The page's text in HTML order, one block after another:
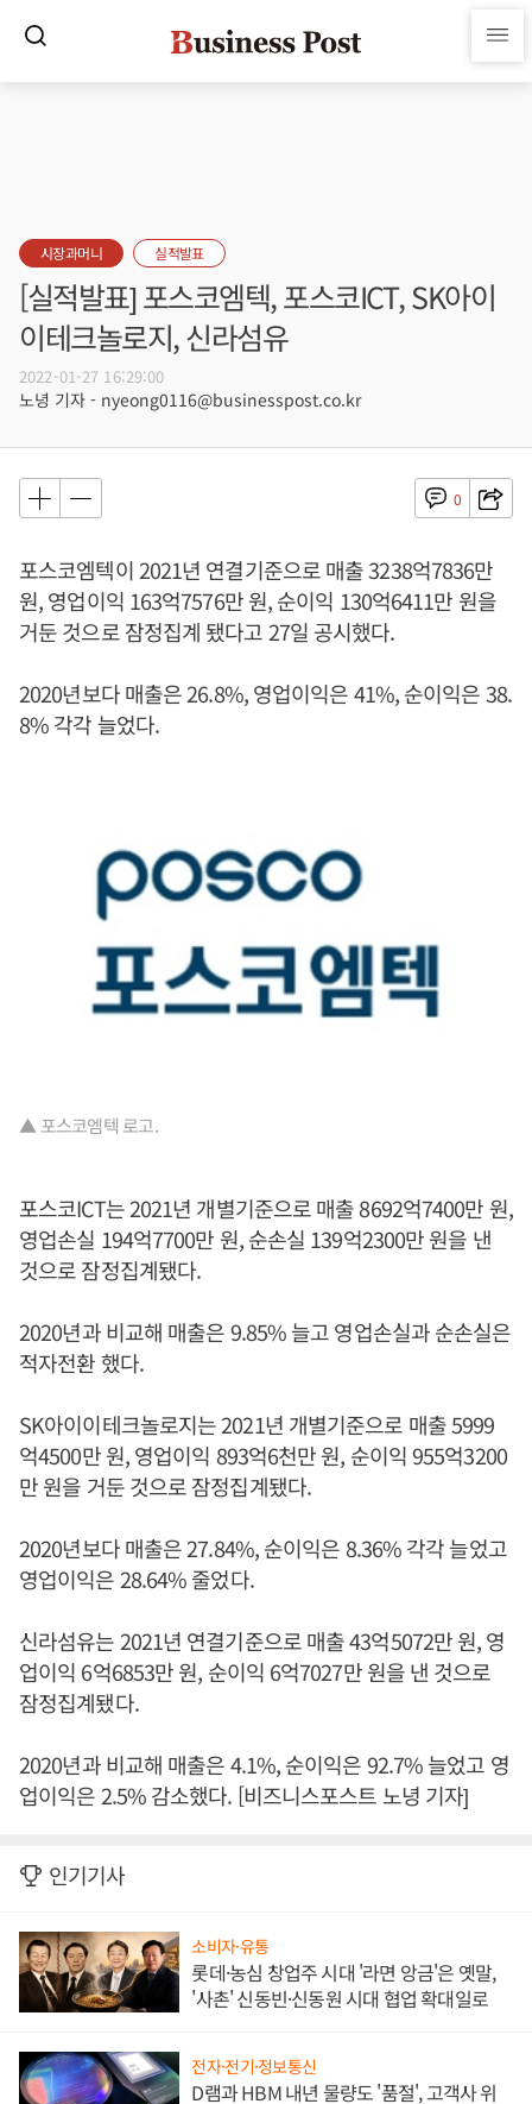
시장과머니 실적발표
[실적발표] 포스코엠텍, 포스코ICT, SK아이
이테크놀로지, 신라섬유
2022-01-27 16:29:00
노녕 기자 - nyeong0116@businesspost.co.kr
0
포스코엠텍이 2021년 연결기준으로 매출 3238억7836만
원, 영업이익 163억7576만 원, 순이익 130억6411만 원을
거둔 것으로 잠정집계 됐다고 27일 공시했다.
2020년보다 매출은 26.8%, 영업이익은 41%, 순이익은 38.
8% 각각 늘었다.
▲ 포스코엠텍 로고.
포스코ICT는 2021년 개별기준으로 매출 8692억7400만 원,
영업손실 194억7700만 원, 순손실 139억2300만 원을 낸
것으로 잠정집계됐다.
2020년과 비교해 매출은 9.85% 늘고 영업손실과 순손실은
적자전환 했다.
SK아이이테크놀로지는 2021년 개별기준으로 매출 5999
억4500만 원, 영업이익 893억6천만 원, 순이익 955억3200
만 원을 거둔 것으로 잠정집계됐다.
2020년보다 매출은 27.84%, 순이익은 8.36% 각각 늘었고
영업이익은 28.64% 줄었다.
신라섬유는 2021년 연결기준으로 매출 43억5072만 원, 영
업이익 6억6853만 원, 순이익 6억7027만 원을 낸 것으로
잠정집계됐다.
2020년과 비교해 매출은 4.1%, 순이익은 92.7% 늘었고 영
업이익은 2.5% 감소했다. [비즈니스포스트 노녕 기자]
인기기사
소비자·유통
롯데·농심 창업주 시대 '라면 앙금'은 옛말,
'사촌' 신동빈·신동원 시대 협업 확대일로
전자·전기·정보통신
D램과 HBM 내년 물량도 '품절', 고객사 위